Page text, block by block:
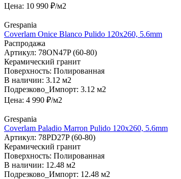
Цена: 10 990 ₽/м2
Grespania
Coverlam Onice Blanco Pulido 120х260, 5.6mm
Распродажа
Артикул: 78ON47P (60-80)
Керамический гранит
Поверхность: Полированная
В наличии: 3.12 м2
Подрезково_Импорт: 3.12 м2
Цена: 4 990 ₽/м2
Grespania
Coverlam Paladio Marron Pulido 120х260, 5.6mm
Артикул: 78PD27P (60-80)
Керамический гранит
Поверхность: Полированная
В наличии: 12.48 м2
Подрезково_Импорт: 12.48 м2